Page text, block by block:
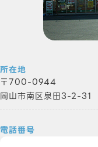
所在地
700-0944
岡山市南区泉田3-2-31
電話番号